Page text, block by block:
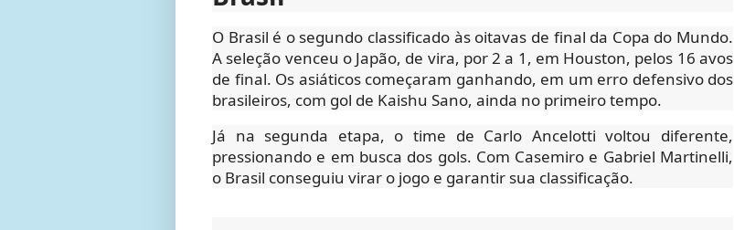
O Brasil é o segundo classificado às oitavas de final da Copa do Mundo.
A seleção venceu o Japão, de vira, por 2 a 1, em Houston, pelos 16 avos
de final. Os asiáticos começaram ganhando, em um erro defensivo dos
brasileiros, com gol de Kaishu Sano, ainda no primeiro tempo.
Já na segunda etapa, o time de Carlo Ancelotti voltou diferente,
pressionando e em busca dos gols. Com Casemiro e Gabriel Martinelli,
o Brasil conseguiu virar o jogo e garantir sua classificação.